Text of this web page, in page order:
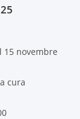
15 novembre
a cura